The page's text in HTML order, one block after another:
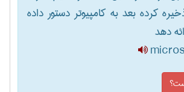
کرده بعد به کامپیوتر دستور داده
دهد